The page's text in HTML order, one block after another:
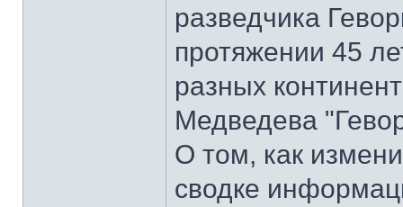
разведчика
протяжении 45
разных
Медведева
О том, как
сводке